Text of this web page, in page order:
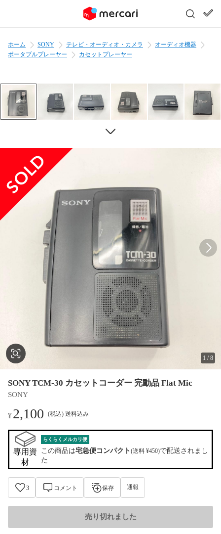
ホーム SONY テレビ・オーディオ・カメラ
オーディオ機器
ポータブルプレーヤー
カセットプレーヤー
1 /8
SONY TCM-30 カセットコーダー 完動品 Flat Mic
SONY
¥2,100 (税込) 送料込み
専用資
材
らくらくメルカリ便
この商品は宅急便コンパクト(送料 ¥450)で配送されまし
た
3 コメント 保存 通報
売り切れました